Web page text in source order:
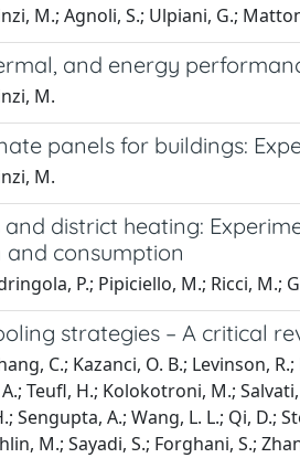
M.; Agnoli, S.; Ulpiani, G.;
and energy
M.
panels for buildings:
M.
and district heating:
consumption
P.; Pipiciello, M.; Ricci, M.;
strategies – A critical
C.; Kazanci, O. B.; Levinson,
Teufl, H.; Kolokotroni, M.;
Sengupta, A.; Wang, L. L.; Qi, D.;
M.; Sayadi, S.; Forghani, S.;